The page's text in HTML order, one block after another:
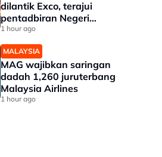
dilantik Exco, terajui
pentadbiran Negeri
Sembilan
1 hour ago
MALAYSIA
MAG wajibkan saringan
dadah 1,260 juruterbang
Malaysia Airlines
1 hour ago